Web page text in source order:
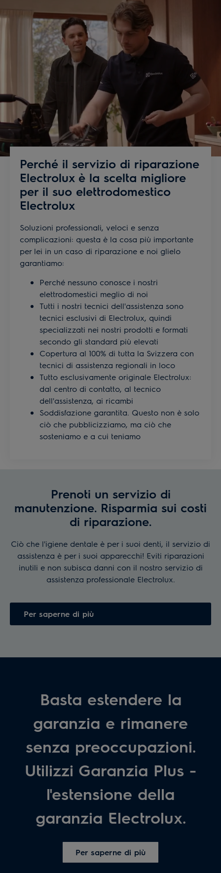
Perché il servizio di riparazione
Electrolux è la scelta migliore
per il suo elettrodomestico
Electrolux
Soluzioni professionali, veloci e senza
complicazioni: questa è la cosa più importante
per lei in un caso di riparazione e noi glielo
garantiamo:
Perché nessuno conosce i nostri
elettrodomestici meglio di noi
Tutti i nostri tecnici dell'assistenza sono
tecnici esclusivi di Electrolux, quindi
specializzati nei nostri prodotti e formati
secondo gli standard più elevati
Copertura al 100% di tutta la Svizzera con
tecnici di assistenza regionali in loco
Tutto esclusivamente originale Electrolux:
dal centro di contatto, al tecnico
dell'assistenza, ai ricambi
Soddisfazione garantita. Questo non è solo
ciò che pubblicizziamo, ma ciò che
sosteniamo e a cui teniamo
Prenoti un servizio di
manutenzione. Risparmia sui costi
di riparazione.
Ciò che l'igiene dentale è per i suoi denti, il servizio di
assistenza è per i suoi apparecchi! Eviti riparazioni
inutili e non subisca danni con il nostro servizio di
assistenza professionale Electrolux.
Per saperne di più
Basta estendere la
garanzia e rimanere
senza preoccupazioni.
Utilizzi Garanzia Plus -
l'estensione della
garanzia Electrolux.
Per saperne di più